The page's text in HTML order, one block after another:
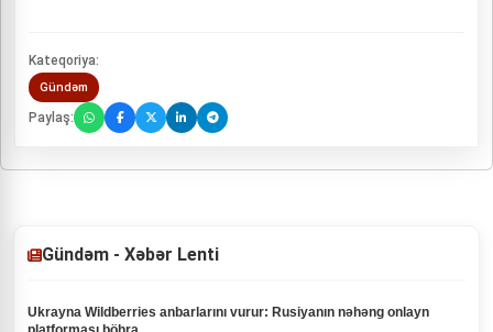
Kateqoriya:
Gündəm
Paylaş:
Gündəm - Xəbər Lenti
Ukrayna Wildberries anbarlarını vurur: Rusiyanın nəhəng onlayn